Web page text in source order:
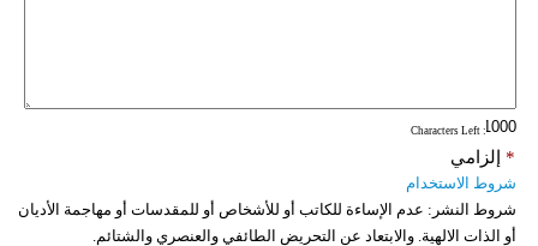
: Characters Left
إلزامي *
شروط الاستخدام
شروط النشر: عدم الإساءة للكاتب أو للأشخاص أو للمقدسات أو مهاجمة الأديان
أو الذات الالهية. والابتعاد عن التحريض الطائفي والعنصري والشتائم.